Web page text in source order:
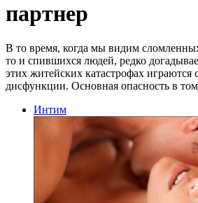
партнер
В то время, когда мы видим
то и спившихся людей, редко
этих житейских катастрофах играются
дисфункции. Основная опасность в
Интим